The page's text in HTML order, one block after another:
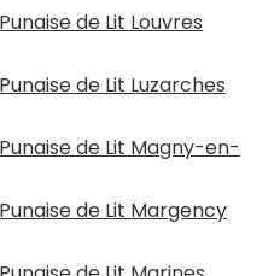
de Lit Louvres
de Lit Luzarches
de Lit Magny-en-
de Lit Margency